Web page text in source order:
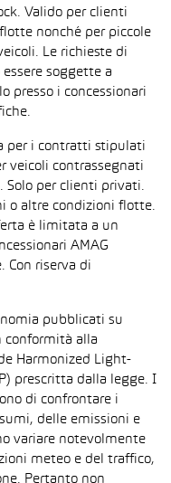
Valido per clienti
nonché per piccole
Le richieste di
soggette a
presso i concessionari
per i contratti stipulati
veicoli contrassegnati
Solo per clienti privati.
o altre condizioni flotte.
è limitata a un
AMAG
Con riserva di
pubblicati su
conformità alla
Harmonized Light-
prescritta dalla legge. I
di confrontare i
delle emissioni e
variare notevolmente
meteo e del traffico,
Pertanto non